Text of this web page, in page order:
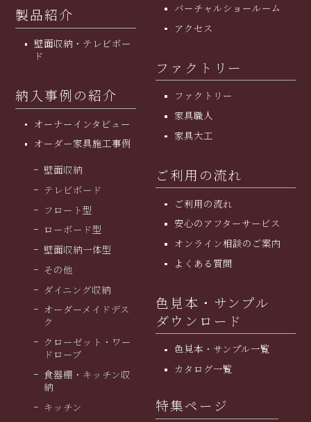
製品紹介
壁面収納・テレビボー
ド
納入事例の紹介
オーナーインタビュー
オーダー家具施工事例
壁面収納
テレビボード
フロート型
ローボード型
壁面収納一体型
その他
ダイニング収納
オーダーメイドデス
ク
クローゼット・ワー
ドローブ
食器棚・キッチン収
納
キッチン
バーチャルショールーム
アクセス
ファクトリー
ファクトリー
家具職人
家具大工
ご利用の流れ
ご利用の流れ
安⼼のアフターサービス
オンライン相談のご案内
よくある質問
色見本・サンプル
ダウンロード
色見本・サンプル一覧
カタログ一覧
特集ページ